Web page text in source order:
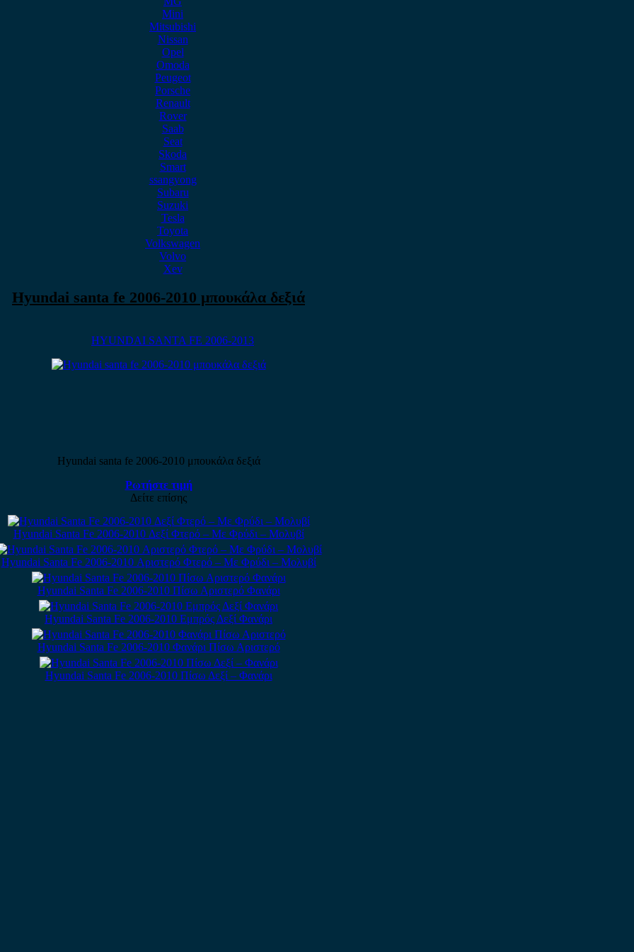
Mini
Mitsubishi
Nissan
Opel
Omoda
Peugeot
Porsche
Renault
Rover
Saab
Seat
Skoda
Smart
ssangyong
Subaru
Suzuki
Tesla
Toyota
Volkswagen
Volvo
Xev
Hyundai santa fe 2006-2010 μπουκάλα δεξιά
HYUNDAI SANTA FE 2006-2013
Hyundai santa fe 2006-2010 μπουκάλα δεξιά
Ρωτήστε τιμή
Δείτε επίσης
Hyundai Santa Fe 2006-2010 Δεξί Φτερό – Με Φρύδι – Μολυβί
Hyundai Santa Fe 2006-2010 Αριστερό Φτερό – Με Φρύδι – Μολυβί
Hyundai Santa Fe 2006-2010 Πίσω Αριστερό Φανάρι
Hyundai Santa Fe 2006-2010 Εμπρός Δεξί Φανάρι
Hyundai Santa Fe 2006-2010 Φανάρι Πίσω Αριστερό
Hyundai Santa Fe 2006-2010 Πίσω Δεξί – Φανάρι